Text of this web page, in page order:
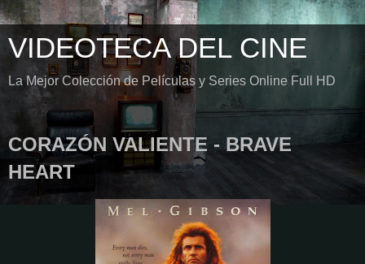
VIDEOTECA DEL CINE
La Mejor Colección de Películas y Series Online Full HD
CORAZÓN VALIENTE - BRAVE
HEART